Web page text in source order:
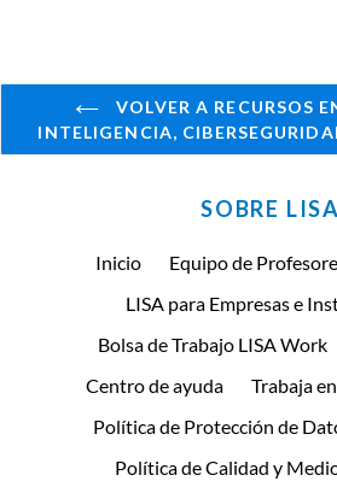
VOLVER A RECURSOS
INTELIGENCIA,
SOBRE LISA
Inicio
Equipo de
LISA para Empresas e
Bolsa de Trabajo LISA Work
Centro de ayuda
Trabaja
Política de Protección de
Política de Calidad y